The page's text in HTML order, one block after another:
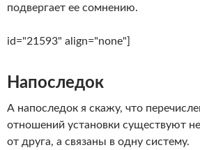
подвергает ее сомнению.
id="21593" align="none"]
Напоследок
А напоследок я скажу, что
отношений установки существуют
от друга, а связаны в одну систему.